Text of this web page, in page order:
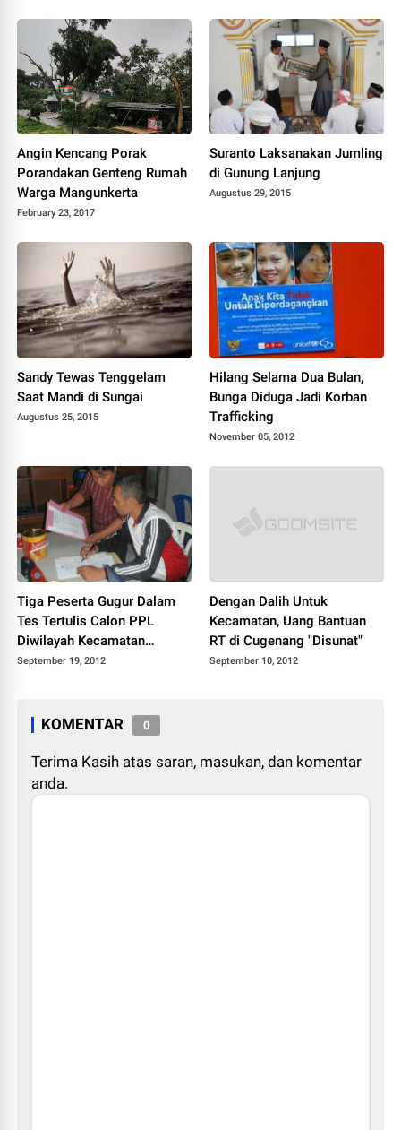
Angin Kencang Porak
Porandakan Genteng Rumah
Warga Mangunkerta
February 23, 2017
Suranto Laksanakan Jumling
di Gunung Lanjung
Augustus 29, 2015
Sandy Tewas Tenggelam
Saat Mandi di Sungai
Augustus 25, 2015
Hilang Selama Dua Bulan,
Bunga Diduga Jadi Korban
Trafficking
November 05, 2012
Tiga Peserta Gugur Dalam
Tes Tertulis Calon PPL
Diwilayah Kecamatan
Cugenang
September 19, 2012
Dengan Dalih Untuk
Kecamatan, Uang Bantuan
RT di Cugenang "Disunat"
September 10, 2012
KOMENTAR 0
Terima Kasih atas saran, masukan, dan komentar
anda.